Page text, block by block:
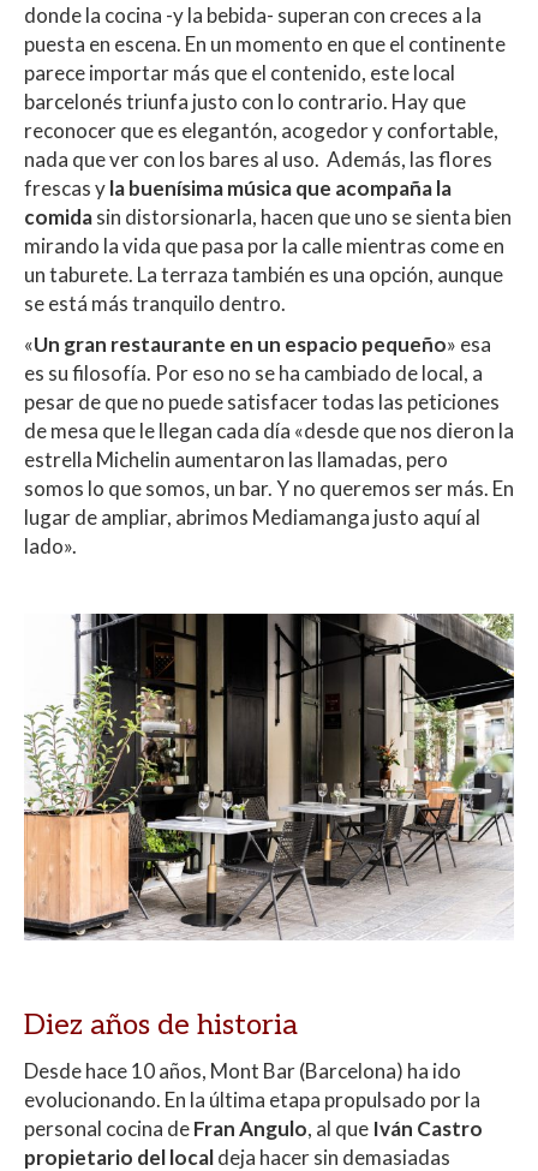
donde la cocina -y la bebida- superan con creces a la
puesta en escena. En un momento en que el continente
parece importar más que el contenido, este local
barcelonés triunfa justo con lo contrario. Hay que
reconocer que es elegantón, acogedor y confortable,
nada que ver con los bares al uso. Además, las flores
frescas yla buenísima música que acompaña la
comidasin distorsionarla, hacen que uno se sienta bien
mirando la vida que pasa por la calle mientras come en
un taburete. La terraza también es una opción, aunque
se está más tranquilo dentro.
«Un gran restaurante en un espacio pequeño» esa
es su filosofía. Por eso no se ha cambiado de local, a
pesar de que no puede satisfacer todas las peticiones
de mesa que le llegan cada día «desde que nos dieron la
estrella Michelin aumentaron las llamadas, pero
somos lo que somos, un bar. Y no queremos ser más. En
lugar de ampliar, abrimos Mediamanga justo aquí al
lado».
Diez años de historia
Desde hace 10 años, Mont Bar (Barcelona) ha ido
evolucionando. En la última etapa propulsado por la
personal cocina deFran Angulo, al que Iván Castro
propietario del localdeja hacer sin demasiadas